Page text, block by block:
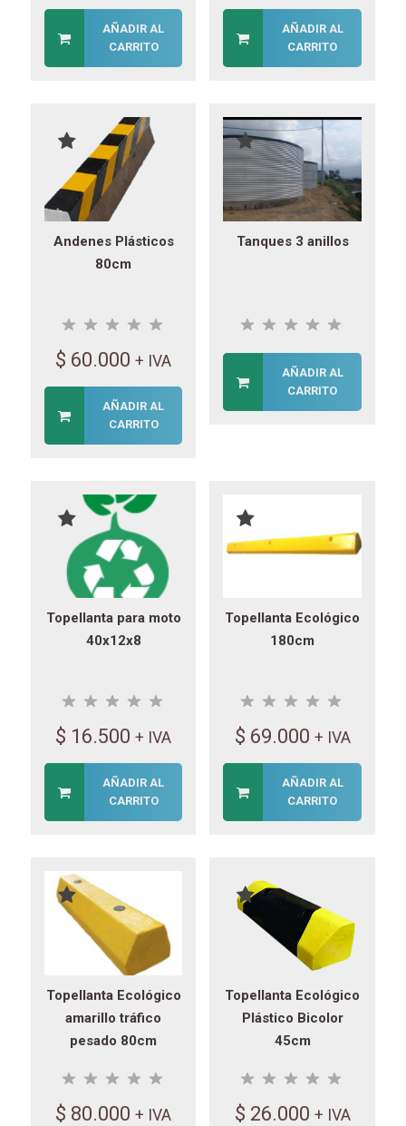
AÑADIR AL
CARRITO
AÑADIR AL
CARRITO
Andenes Plásticos
80cm
$ 60.000 + IVA
AÑADIR AL
CARRITO
Tanques 3 anillos
AÑADIR AL
CARRITO
Topellanta para moto
40x12x8
$ 16.500 + IVA
AÑADIR AL
CARRITO
Topellanta Ecológico
180cm
$ 69.000 + IVA
AÑADIR AL
CARRITO
Topellanta Ecológico
amarillo tráfico
pesado 80cm
$ 80.000 + IVA
Topellanta Ecológico
Plástico Bicolor
45cm
$ 26.000 + IVA